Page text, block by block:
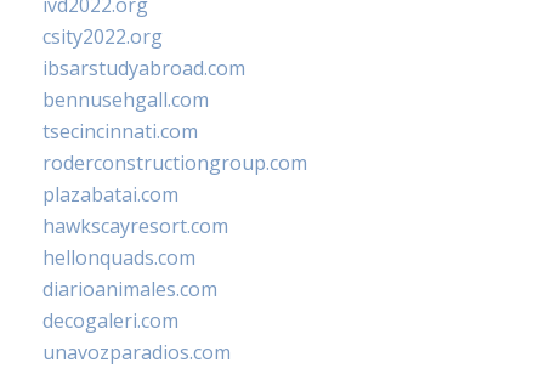
csity2022.org
ibsarstudyabroad.com
bennusehgall.com
tsecincinnati.com
roderconstructiongroup.com
plazabatai.com
hawkscayresort.com
hellonquads.com
diarioanimales.com
decogaleri.com
unavozparadios.com